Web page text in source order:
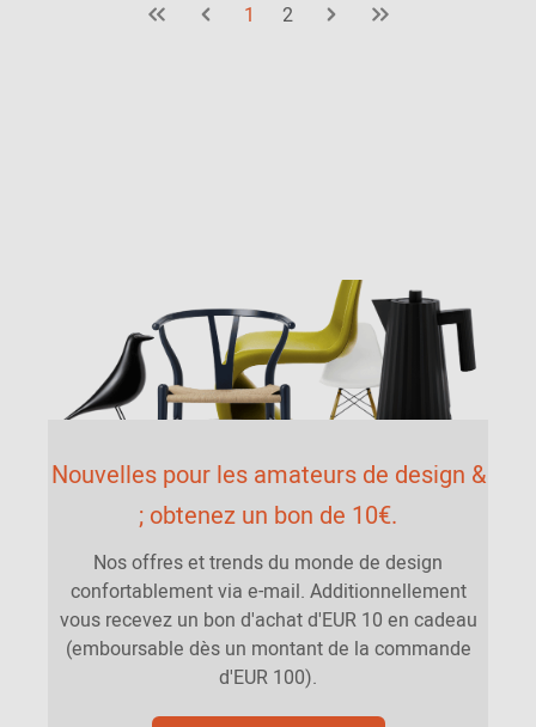
1 2
Nouvelles pour les amateurs de design &
; obtenez un bon de 10€.
Nos offres et trends du monde de design
confortablement via e-mail. Additionnellement
vous recevez un bon d'achat d'EUR 10 en cadeau
(emboursable dès un montant de la commande
d'EUR 100).